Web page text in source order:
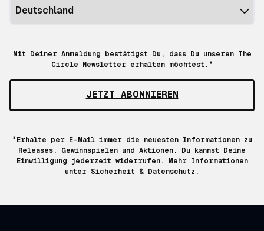
Mit Deiner Anmeldung bestätigst Du, dass Du unseren The
Circle Newsletter erhalten möchtest.*
JETZT ABONNIEREN
*Erhalte per E-Mail immer die neuesten Informationen zu
Releases, Gewinnspielen und Aktionen. Du kannst Deine
Einwilligung jederzeit widerrufen. Mehr Informationen
unter Sicherheit & Datenschutz.